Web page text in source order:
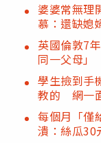
婆婆常無
慕：還缺媳
英國倫敦7
同一父母」
學生撿到手
教的 網一
每個月「僅
潰：絲瓜30